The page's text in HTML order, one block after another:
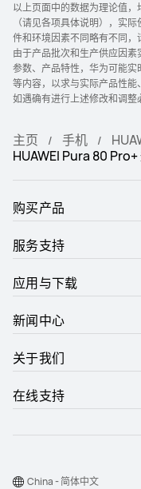
以上页面中的数据为理论值
（请见各项具体说明），实
件和环境因素不同略有不同，
由于产品批次和生产供应因
参数、产品特性，华为可能
等内容，以求与实际产品性能
如遇确有进行上述修改和调整
主页 手机
HUAWEI Pura 80
购买产品
服务支持
应用与下载
新闻中心
关于我们
在线支持
China - 简体中文